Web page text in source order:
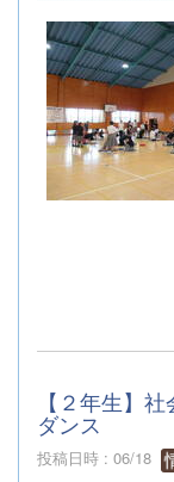
【２年生】
ダンス
投稿日時 : 06/18